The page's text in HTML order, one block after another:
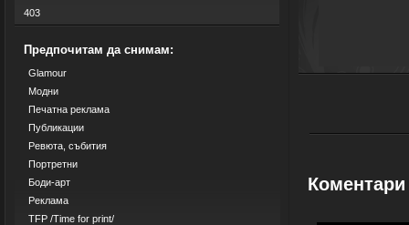
403
Предпочитам да снимам:
Glamour
Модни
Печатна реклама
Публикации
Ревюта, събития
Портретни
Боди-арт
Реклама
TFP /Time for print/
Коментари